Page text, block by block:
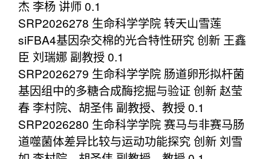
杰 李杨 讲师 0.1
SRP2026278 生命科学学院 转天山雪莲
siFBA4基因杂交棉的光合特性研究 创新 王鑫
臣 刘瑞娜 副教授 0.1
SRP2026279 生命科学学院 肠道卵形拟杆菌
基因组中的多糖合成酶挖掘与验证 创新 赵莹
春 李村院、胡圣伟 副教授、教授 0.1
SRP2026280 生命科学学院 赛马与非赛马肠
道噬菌体差异比较与运动功能探究 创新 刘雪